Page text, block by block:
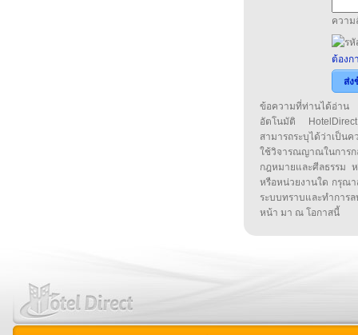
ความ
ต้องก
ส่ง
ข้อความที่ท่านได้อ่าน
อัตโนมัติ
สามารถระบุได้ว่าเป็น
ใช้วิจารณญาณในกา
กฎหมายและศีลธรรม
หรือหน่วยงานใด กรุณา
ระบบทราบและทำกา
หน้า มา ณ โอกาสนี้